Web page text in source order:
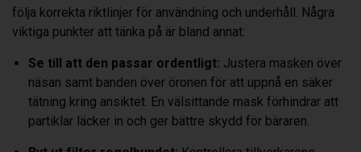
följa korrekta riktlinjer för användning och underhåll. Några
viktiga punkter att tänka på är bland annat:
Se till att den passar ordentligt: Justera masken över
näsan samt banden över öronen för att uppnå en säker
tätning kring ansiktet. En välsittande mask förhindrar att
partiklar läcker in och ger bättre skydd för bäraren.